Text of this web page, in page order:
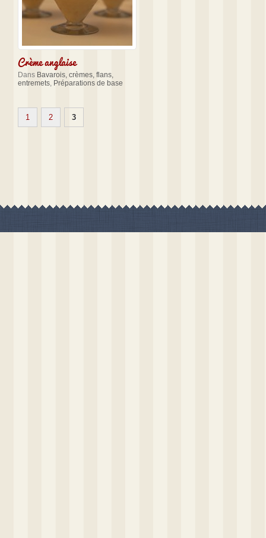
Crème anglaise
Dans Bavarois, crèmes, flans,
entremets, Préparations de base
1 2 3